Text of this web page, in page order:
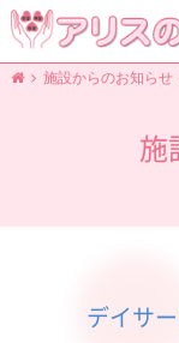
施設からのお知らせ
施
デイサ